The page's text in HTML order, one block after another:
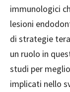
immunologici
lesioni
di strategie
un ruolo in
studi per
implicati nello